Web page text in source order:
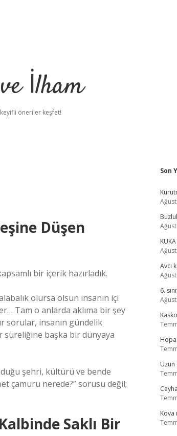
İlham
öneriler keşfet!
Düşen
bir içerik hazırladık.
olursa olsun insanın içi
Tam o anlarda aklıma bir şey
sorular, insanın gündelik
süreliğine başka bir dünyaya
şehri, kültürü ve bende
çamuru nerede?” sorusu değil;
Saklı Bir
Son
Avcı
6.
Kova